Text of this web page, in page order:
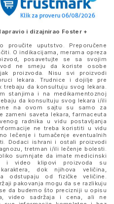
i dizajnirao Foster +
proučite uputstvo. Preporučene
O indikacijama, merama opreza
posavetujte se sa svojim
ne smeju da koriste osobe
proizvoda. Nisu svi proizvodi
lekara. Trudnice i dojilje pre
trebaju da konsultuju svog lekara.
stanjima i na medikamentoznoj
da konsultuju svog lekara i/ili
na ovom sajtu su samo za
zameni saveta lekara, farmaceuta
radnika u vidu postavljanja
ne treba koristiti u vidu
lečenje i tumačenje eventualnih
Dodaci ishrani i ostali proizvodi
tretman i/ili lečenje bolesti.
sumnjate da imate medicinski
i video klipovi proizvoda su
dok njihova veličina,
odstupaju od fizičke veličine.
pakovanja mogu da se razlikuju
da budemo što precizniji u opisu
video sadržaja i cena, ali ne